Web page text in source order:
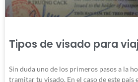
Tipos de visado para
Sin duda uno de los primeros pasos a la
tramitar tu visado. En el caso de este país